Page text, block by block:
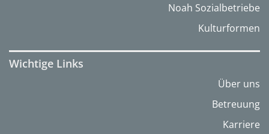
Noah Sozialbetriebe
Kulturformen
Wichtige Links
Über uns
Betreuung
Karriere